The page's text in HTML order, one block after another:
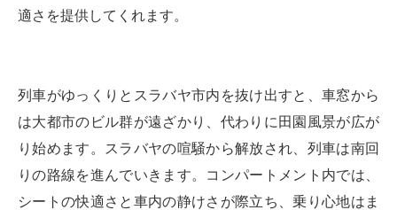
適さを提供してくれます。
列車がゆっくりとスラバヤ市内を抜け出すと、車窓から
は大都市のビル群が遠ざかり、代わりに田園風景が広が
り始めます。スラバヤの喧騒から解放され、列車は南回
りの路線を進んでいきます。コンパートメント内では、
シートの快適さと車内の静けさが際立ち、乗り心地はま